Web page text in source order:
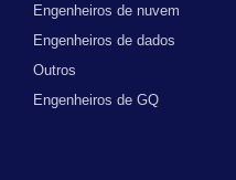
Engenheiros de nuvem
Engenheiros de dados
Outros
Engenheiros de GQ